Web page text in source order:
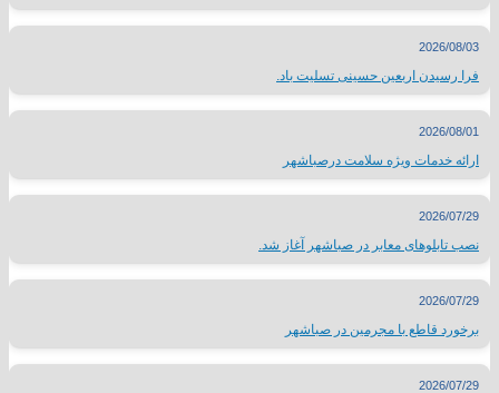
2026/08/03
فرا رسیدن اربعین حسینی تسلیت باد.
2026/08/01
ارائه خدمات ویژه سلامت درصباشهر
2026/07/29
نصب تابلوهای معابر در صباشهر آغاز شد.
2026/07/29
برخورد قاطع با مجرمین در صباشهر
2026/07/29